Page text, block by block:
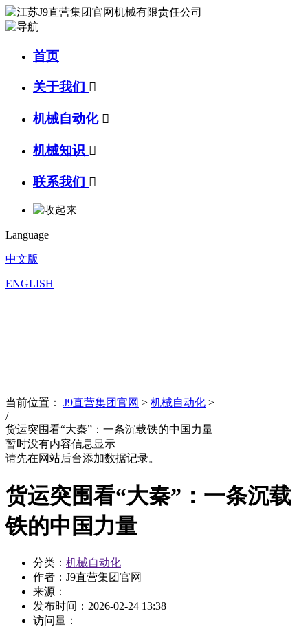
首页
关于我们 
机械自动化 
机械知识 
联系我们 
Language
中文版
ENGLISH
当前位置： J9直营集团官网 > 机械自动化 >
/
货运突围看“大秦”：一条沉载铁的中国力量
暂时没有内容信息显示
请先在网站后台添加数据记录。
货运突围看“大秦”：一条沉载
铁的中国力量
分类： 机械自动化
作者：J9直营集团官网
来源：
发布时间： 2026-02-24 13:38
访问量：